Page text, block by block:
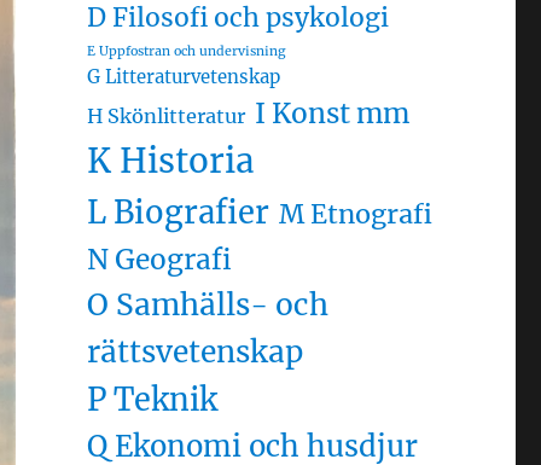
D Filosofi och psykologi
E Uppfostran och undervisning
G Litteraturvetenskap
H Skönlitteratur I Konst mm
K Historia
L Biografier M Etnografi
N Geografi
O Samhälls- och
rättsvetenskap
P Teknik
Q Ekonomi och husdjur